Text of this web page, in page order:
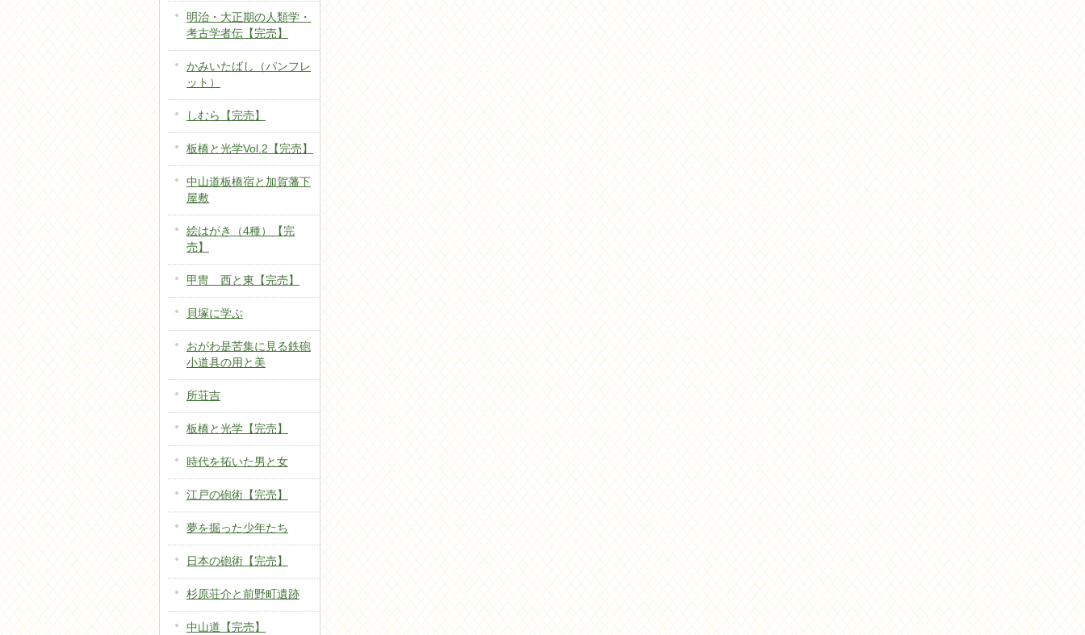
明治・大正期の人類学・
考古学者伝【完売】
かみいたばし（パンフレ
ット）
しむら【完売】
板橋と光学Vol.2【完売】
中山道板橋宿と加賀藩下
屋敷
絵はがき（4種）【完
売】
甲冑 西と東【完売】
貝塚に学ぶ
おがわ是苦集に見る鉄砲
小道具の用と美
所荘吉
板橋と光学【完売】
時代を拓いた男と女
江戸の砲術【完売】
夢を掘った少年たち
日本の砲術【完売】
杉原荘介と前野町遺跡
中山道【完売】